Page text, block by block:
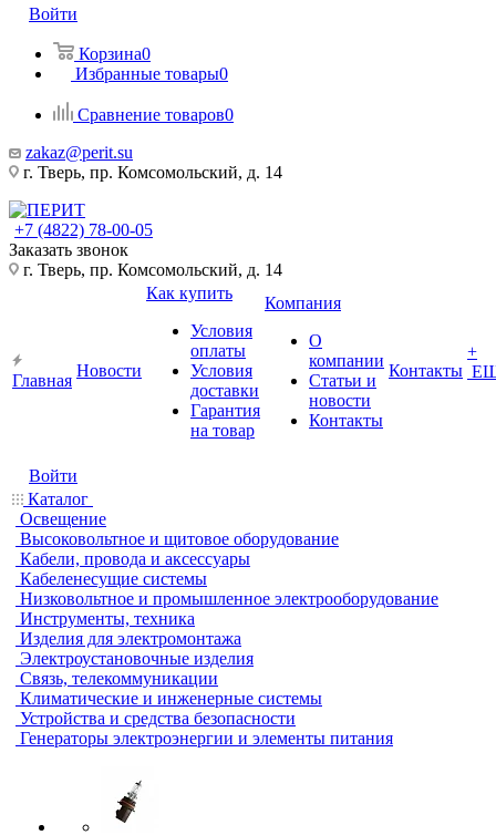
Войти
Корзина0
Избранные товары0
Сравнение товаров0
zakaz@perit.su
г. Тверь, пр. Комсомольский, д. 14
+7 (4822) 78-00-05
Заказать звонок
г. Тверь, пр. Комсомольский, д. 14
Главная
Новости
Как купить
Условия
оплаты
Условия
доставки
Гарантия
на товар
Компания
О
компании
Статьи и
новости
Контакты
Контакты
+
Войти
Каталог
Освещение
Высоковольтное и щитовое оборудование
Кабели, провода и аксессуары
Кабеленесущие системы
Низковольтное и промышленное электрооборудование
Инструменты, техника
Изделия для электромонтажа
Электроустановочные изделия
Связь, телекоммуникации
Климатические и инженерные системы
Устройства и средства безопасности
Генераторы электроэнергии и элементы питания